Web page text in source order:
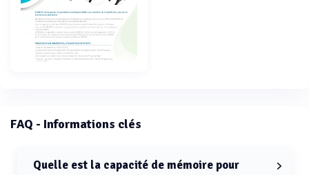
FAQ - Informations clés
Quelle est la capacité de mémoire pour